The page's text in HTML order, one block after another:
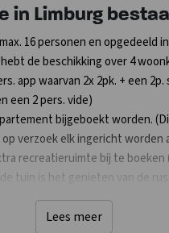
in Limburg
16 personen en opgedeeld
de beschikking over 4
app waarvan 2x 2pk. + een
een 2 pers. vide)
bijgeboekt worden.
verzoek elk ingericht worden
recreatieruimte bij te
tuin is het genieten van de
Aan het meenemen
Lees meer